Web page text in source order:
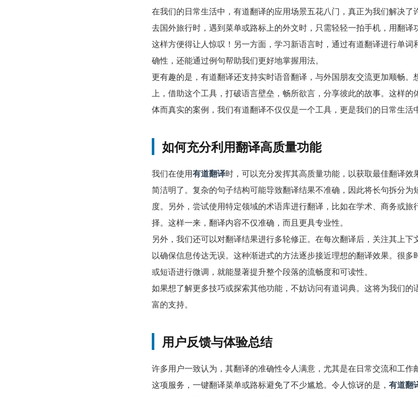
在我们的日常生活中，有道翻译的应用场景五花八门，真正为我们解决了
去国外旅行时，遇到菜单或路标上的外文时，只需轻轻一拍手机，用翻译
这样方便得让人惊叹！另一方面，学习新语言时，通过有道翻译进行单词
确性，还能通过例句帮助我们更好地掌握用法。
更有趣的是，有道翻译还支持实时语音翻译，与外国朋友交流更加顺畅。
上，借助这个工具，打破语言壁垒，畅所欲言，分享彼此的故事。这样的
体而真实的案例，我们有道翻译不仅仅是一个工具，更是我们的日常生活
如何充分利用翻译高质量功能
我们在使用有道翻译时，可以充分发挥其高质量功能，以获取最佳翻译
简洁明了。复杂的句子结构可能导致翻译结果不准确，因此将长句拆分为
度。另外，尝试使用特定领域的术语库进行翻译，比如在学术、商务或旅
择。这样一来，翻译内容不仅准确，而且更具专业性。
另外，我们还可以对翻译结果进行多轮修正。在每次翻译后，关注其上下
以确保信息传达无误。这种渐进式的方法逐步接近理想的翻译效果。很多
或短语进行微调，就能显著提升整个段落的流畅度和可读性。
如果想了解更多技巧或探索其他功能，不妨访问有道词典。这将为我们的
富的支持。
用户反馈与体验总结
许多用户一致认为，其翻译的准确性令人满意，尤其是在日常交流和工作
这项服务，一键翻译菜单或路标避免了不少尴尬。令人惊讶的是， 有道翻